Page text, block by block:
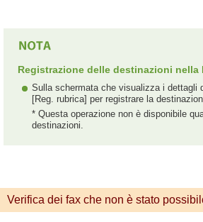
Registrazione delle destinazioni nella
Sulla schermata che visualizza i dettagli
[Reg. rubrica] per registrare la
* Questa operazione non è disponibile
destinazioni.
Verifica dei fax che non è stato